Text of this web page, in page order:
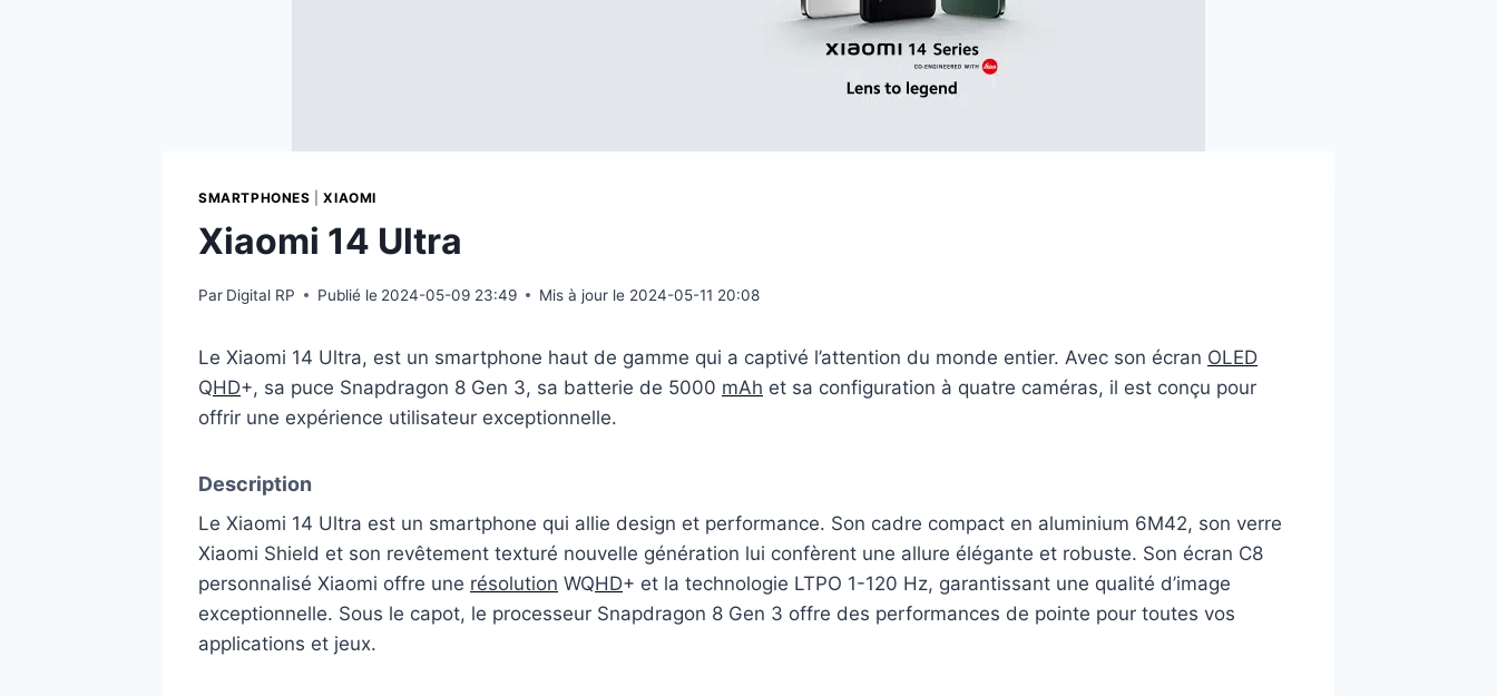
SMARTPHONES |XIAOMI
Xiaomi 14 Ultra
Par Digital RP Publié le 2024-05-09 23:49 Mis à jour le 2024-05-11 20:08
Le Xiaomi 14 Ultra, est un smartphone haut de gamme qui a captivé l’attention du monde entier. Avec son écran OLED
QHD+, sa puce Snapdragon 8 Gen 3, sa batterie de 5000 mAh et sa configuration à quatre caméras, il est conçu pour
offrir une expérience utilisateur exceptionnelle.
Description
Le Xiaomi 14 Ultra est un smartphone qui allie design et performance. Son cadre compact en aluminium 6M42, son verre
Xiaomi Shield et son revêtement texturé nouvelle génération lui confèrent une allure élégante et robuste. Son écran C8
personnalisé Xiaomi offre une résolution WQHD+ et la technologie LTPO 1-120 Hz, garantissant une qualité d’image
exceptionnelle. Sous le capot, le processeur Snapdragon 8 Gen 3 offre des performances de pointe pour toutes vos
applications et jeux.